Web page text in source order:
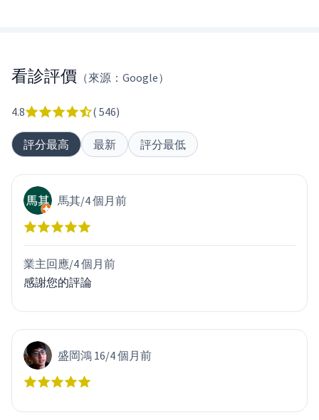
看診評價 （來源：Google）
4.8 ( 546)
評分最高 最新 評分最低
馬其/4 個月前
業主回應/4 個月前
感謝您的評論
盛岡鴻 16/4 個月前